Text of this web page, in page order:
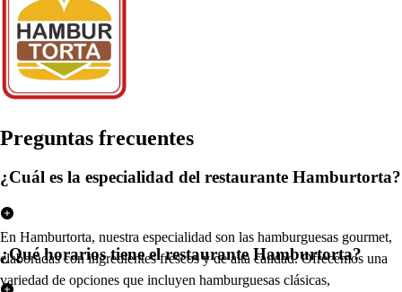
Preguntas frecuentes
¿Cuál es la especialidad del restaurante Hamburtorta?
En Hamburtorta, nuestra especialidad son las hamburguesas gourmet,
elaboradas con ingredientes frescos y de alta calidad. Ofrecemos una
variedad de opciones que incluyen hamburguesas clásicas,
¿Qué horarios tiene el restaurante Hamburtorta?